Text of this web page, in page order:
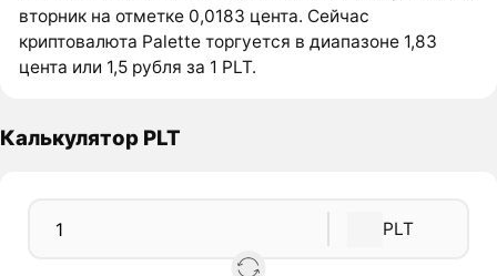
вторник на отметке 0,0183 цента. Сейчас
криптовалюта Palette торгуется в диапазоне 1,83
цента или 1,5 рубля за 1 PLT.
Калькулятор PLT
PLT